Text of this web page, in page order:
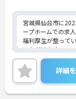
宮城県仙台市に
ープホームでの求人
福利厚生が整って
いただけます。
年間休日114日！
トとの予定が立てや
ご興味のある方に
に詳細をお話しい
ださい。
詳細